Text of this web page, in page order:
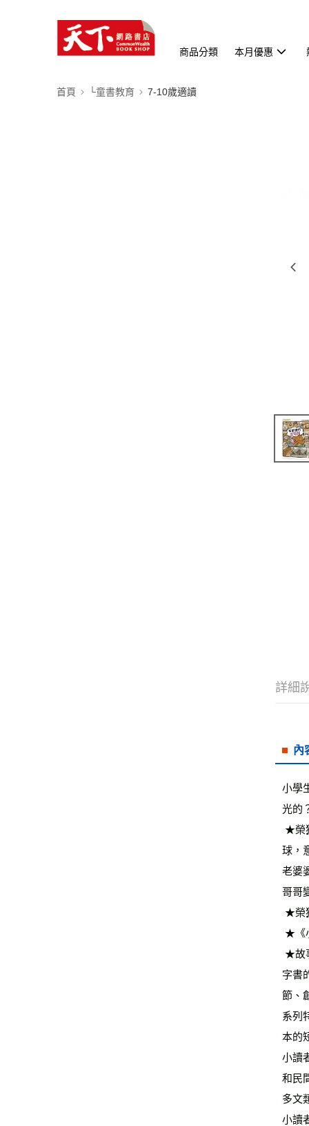
商品分類 本月優惠
首頁 └童書教育 7-10歲適讀
詳細
內
小學
光的
★榮獲2014童書及青少年圖書金鼎獎作家書籍介紹第一集故事是這麼開始的……住在小熊星球的小熊兄妹，飛碟迫降在地
球，
老婆
哥哥
★榮
★《
★故事中安插文字遊戲，讓孩子在讀故事的同時，享受動腦的樂趣。【閱讀123】專為低中年級孩子設計，銜接圖畫書與文
字書
節、
系列
本的
小讀
和民
多文
小讀